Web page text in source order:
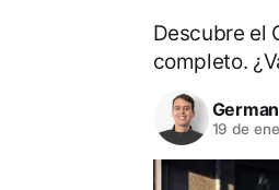
Descubre el
completo.
19 de